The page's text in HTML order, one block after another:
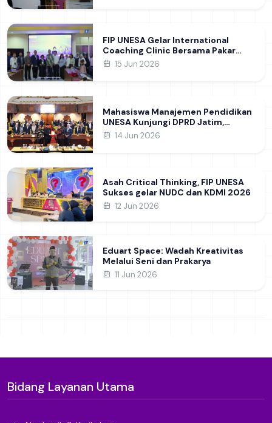
FIP UNESA Gelar International
Coaching Clinic Bersama Pakar
Khon Kaen University Thailand,
Ilmiah Internasional dukung SDG 4
15 Jun 2026
Mahasiswa Manajemen Pendidikan
UNESA Kunjungi DPRD Jatim,
Perdalam Pemahaman Kebijakan
14 Jun 2026
Asah Critical Thinking, FIP UNESA
Sukses gelar NUDC dan KDMI 2026
12 Jun 2026
Eduart Space: Wadah Kreativitas
Melalui Seni dan Prakarya
11 Jun 2026
Bidang Layanan Utama